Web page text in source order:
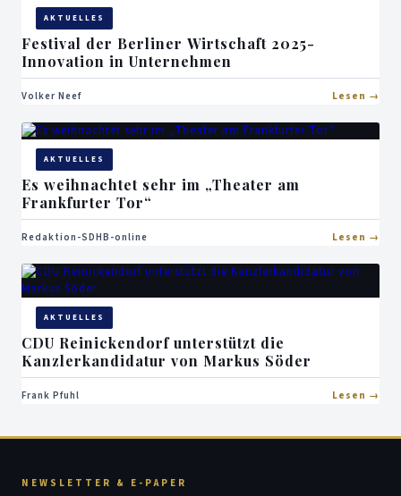
AKTUELLES
Festival der Berliner Wirtschaft 2025-
Innovation in Unternehmen
Volker Neef Lesen
AKTUELLES
Es weihnachtet sehr im „Theater am
Frankfurter Tor“
Redaktion-SDHB-online Lesen
AKTUELLES
CDU Reinickendorf unterstützt die
Kanzlerkandidatur von Markus Söder
Frank Pfuhl Lesen
NEWSLETTER & E-PAPER